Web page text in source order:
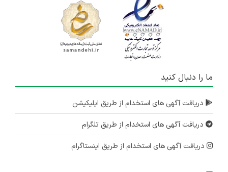
ما را دنبال کنید
دریافت آگهی های استخدام از طریق اپلیکیشن
دریافت آگهی های استخدام از طریق تلگرام
دریافت آگهی های استخدام از طریق اینستاگرام